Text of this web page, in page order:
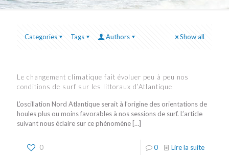
Categories Tags Authors Show all
Le changement climatique fait évoluer peu à peu nos
conditions de surf sur les littoraux d’Atlantique
L’oscillation Nord Atlantique serait à l’origine des orientations de
houles plus ou moins favorables à nos sessions de surf. L’article
suivant nous éclaire sur ce phénomène […]
0 0 Lire la suite